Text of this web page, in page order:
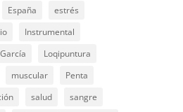
España
estrés
Instrumental
Loqipuntura
muscular
Penta
salud
sangre